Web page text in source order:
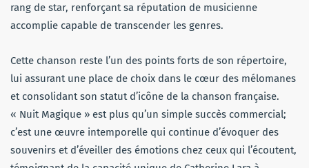
rang de star, renforçant sa réputation de musicienne
accomplie capable de transcender les genres.
Cette chanson reste l’un des points forts de son répertoire,
lui assurant une place de choix dans le cœur des mélomanes
et consolidant son statut d’icône de la chanson française.
« Nuit Magique » est plus qu’un simple succès commercial;
c’est une œuvre intemporelle qui continue d’évoquer des
souvenirs et d’éveiller des émotions chez ceux qui l’écoutent,